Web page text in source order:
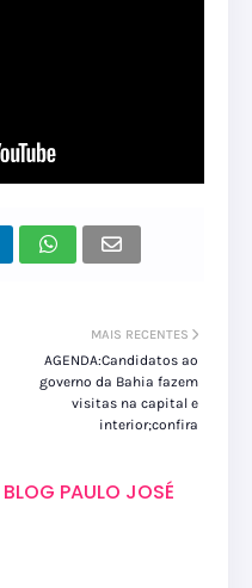
MAIS RECENTES
AGENDA:Candidatos ao
governo da Bahia fazem
visitas na capital e
interior;confira
BLOG PAULO JOSÉ